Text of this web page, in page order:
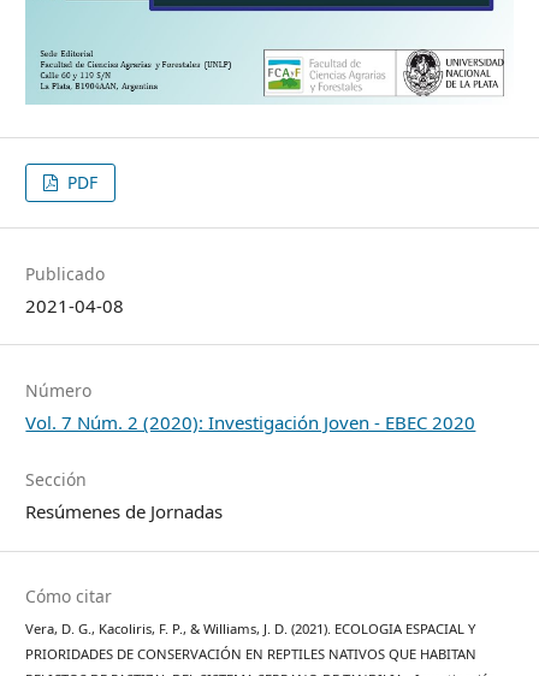
PDF
Publicado
2021-04-08
Número
Vol. 7 Núm. 2 (2020): Investigación Joven - EBEC 2020
Sección
Resúmenes de Jornadas
Cómo citar
Vera, D. G., Kacoliris, F. P., & Williams, J. D. (2021). ECOLOGIA ESPACIAL Y
PRIORIDADES DE CONSERVACIÓN EN REPTILES NATIVOS QUE HABITAN